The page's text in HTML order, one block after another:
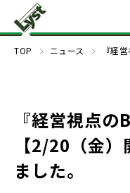
TOP ニュース 『経
『経営視点の
【2/20（金
ました。